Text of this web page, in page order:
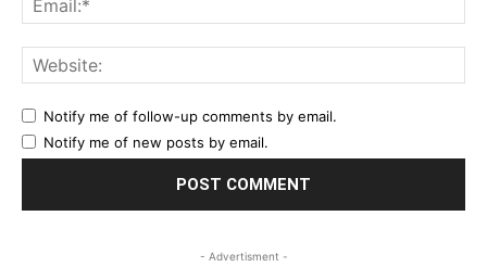
Notify me of follow-up comments by email.
Notify me of new posts by email.
- Advertisment -